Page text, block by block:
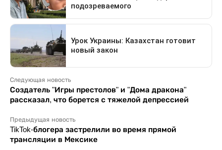
Следующая новость
Создатель "Игры престолов" и "Дома дракона"
рассказал, что борется с тяжелой депрессией
Предыдущая новость
TikTok-блогера застрелили во время прямой
трансляции в Мексике